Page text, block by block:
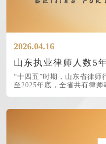
2026.04.16
“十四五”时期，山东省律师
至2025年底，全省共有律